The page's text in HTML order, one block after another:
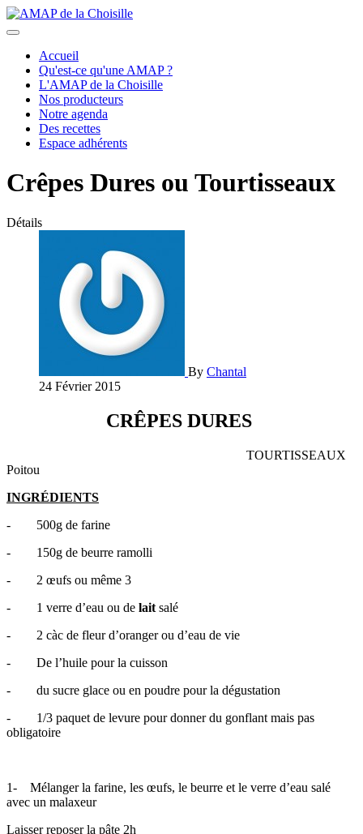
Accueil
Qu'est-ce qu'une AMAP ?
L'AMAP de la Choisille
Nos producteurs
Notre agenda
Des recettes
Espace adhérents
Crêpes Dures ou Tourtisseaux
Détails
By Chantal
24 Février 2015
CRÊPES DURES
TOURTISSEAUX
Poitou
INGRÉDIENTS
- 500g de farine
- 150g de beurre ramolli
- 2 œufs ou même 3
- 1 verre d’eau ou de lait salé
- 2 càc de fleur d’oranger ou d’eau de vie
- De l’huile pour la cuisson
- du sucre glace ou en poudre pour la dégustation
- 1/3 paquet de levure pour donner du gonflant mais pas
obligatoire
1- Mélanger la farine, les œufs, le beurre et le verre d’eau salé
avec un malaxeur
Laisser reposer la pâte 2h